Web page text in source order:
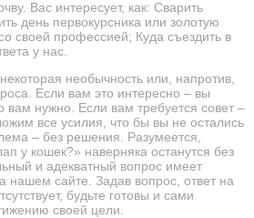
Вас интересует, как: Сварить
день первокурсника или золотую
своей профессией; Куда съездить в
у нас.
необычность или, напротив,
Если вам это интересно – вы
вам нужно. Если вам требуется совет –
все усилия, что бы вы не остались
– без решения. Разумеется,
у кошек?» наверняка останутся без
и адекватный вопрос имеет
нашем сайте. Задав вопрос, ответ на
будьте готовы и сами
своей цели.